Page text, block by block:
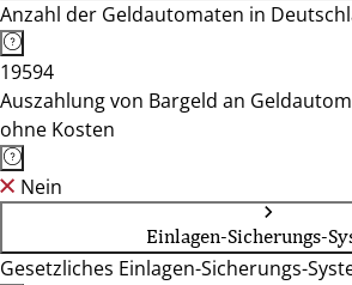
Anzahl der Geldautomaten in
19594
Auszahlung von Bargeld an
ohne Kosten
Nein
Einlagen-Sicherungs-
Gesetzliches Einlagen-Sicherungs-